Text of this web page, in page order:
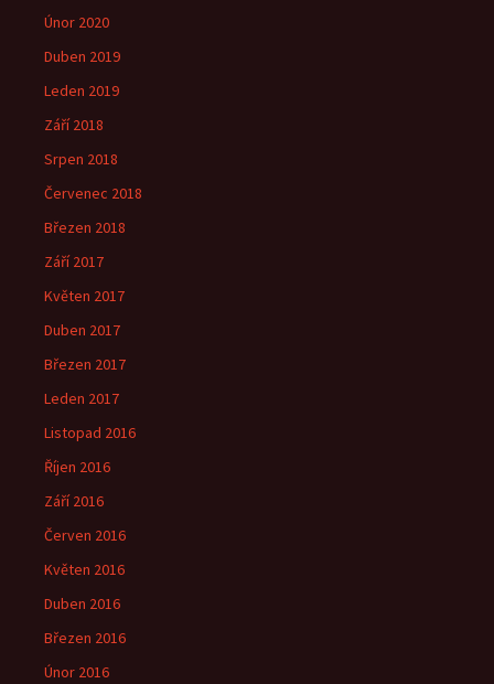
Únor 2020
Duben 2019
Leden 2019
Září 2018
Srpen 2018
Červenec 2018
Březen 2018
Září 2017
Květen 2017
Duben 2017
Březen 2017
Leden 2017
Listopad 2016
Říjen 2016
Září 2016
Červen 2016
Květen 2016
Duben 2016
Březen 2016
Únor 2016